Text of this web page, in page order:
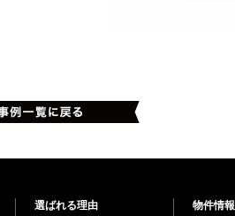
選ばれる理由 物件情報